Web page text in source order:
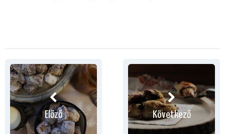
Előző Következő